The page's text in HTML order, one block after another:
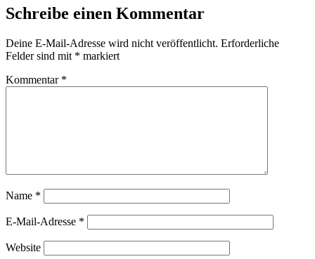
Schreibe einen Kommentar
Deine E-Mail-Adresse wird nicht veröffentlicht. Erforderliche
Felder sind mit * markiert
Kommentar *
Name *
E-Mail-Adresse *
Website